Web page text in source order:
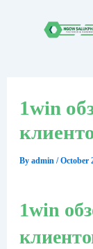
1win
By admin /October
1win
navigation